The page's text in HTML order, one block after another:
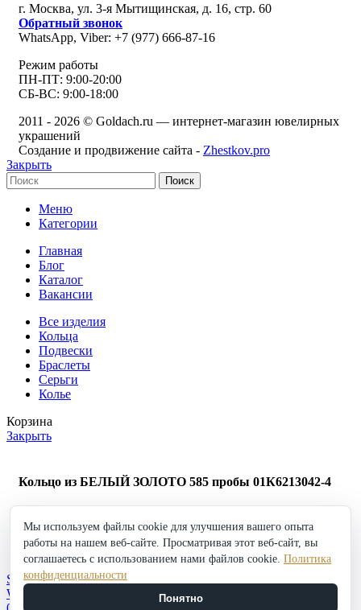
г. Москва, ул. 3-я Мытищинская, д. 16, стр. 60
Обратный звонок
WhatsApp, Viber: +7 (977) 666-87-16
Режим работы
ПН-ПТ: 9:00-20:00
СБ-ВС: 9:00-18:00
2011 - 2026 © Goldach.ru — интернет-магазин ювелирных
украшений
Создание и продвижение сайта - Zhestkov.pro
Закрыть
Поиск
Меню
Категории
Главная
Блог
Каталог
Вакансии
Все изделия
Кольца
Подвески
Браслеты
Серьги
Колье
Корзина
Закрыть
Кольцо из БЕЛЫЙ ЗОЛОТО 585 пробы 01К6213042-4
Кольцо
из
БЕЛЫЙ
ЗОЛОТО
585
в корзину Купить
Добавить в избранное
Shop
Wishlist
Мы используем файлы cookie для улучшения вашего опыта
работы на нашем веб-сайте. Просматривая этот веб-сайт, вы
соглашаетесь с использованием нами файлов cookie. Политика
конфиденциальности
Понятно